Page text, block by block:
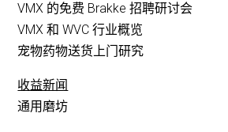
VMX 的免费 Brakke 招聘研讨会
VMX 和 WVC 行业概览
宠物药物送货上门研究
收益新闻
通用磨坊